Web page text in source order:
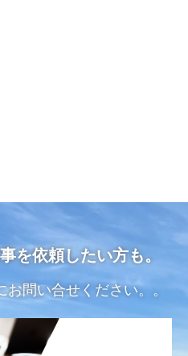
を依頼したい方も。
問い合せください。。